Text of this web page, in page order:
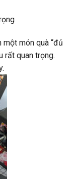
một món quà “đủ
rất quan trọng.